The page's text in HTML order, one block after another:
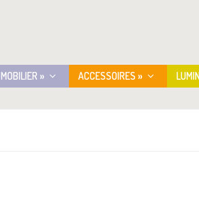
MOBILIER » ACCESSOIRES »